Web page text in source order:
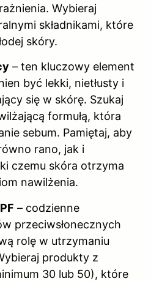
Wybieraj
składnikami, które
skóry.
– ten kluczowy element
być lekki, nietłusty i
się w skórę. Szukaj
formułą, która
sebum. Pamiętaj, aby
rano, jak i
czemu skóra otrzyma
nawilżenia.
– codzienne
przeciwsłonecznych
rolę w utrzymaniu
produkty z
30 lub 50), które